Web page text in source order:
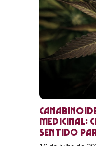
medicinal:
sentido